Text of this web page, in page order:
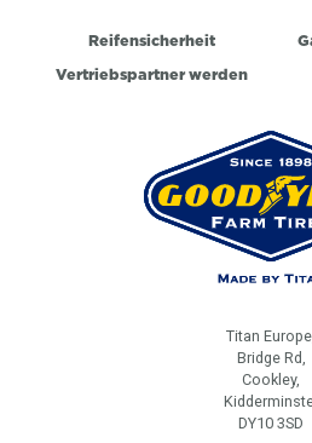
Reifensicherheit
Vertriebspartner werden
Titan
Bridge Rd,
Cookley,
DY10 3SD